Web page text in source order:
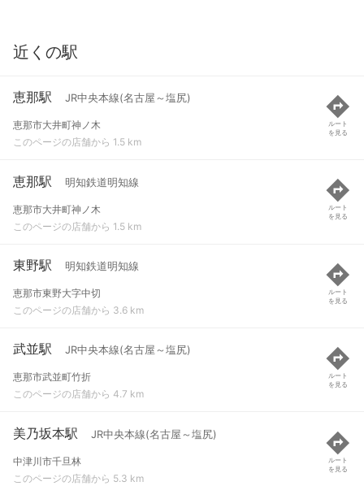
近くの駅
恵那駅 JR中央本線(名古屋～塩尻)
恵那市大井町神ノ木
このページの店舗から 1.5 km
ルート
を見る
恵那駅 明知鉄道明知線
恵那市大井町神ノ木
このページの店舗から 1.5 km
ルート
を見る
東野駅 明知鉄道明知線
恵那市東野大字中切
このページの店舗から 3.6 km
ルート
を見る
武並駅 JR中央本線(名古屋～塩尻)
恵那市武並町竹折
このページの店舗から 4.7 km
ルート
を見る
美乃坂本駅 JR中央本線(名古屋～塩尻)
中津川市千旦林
このページの店舗から 5.3 km
ルート
を見る